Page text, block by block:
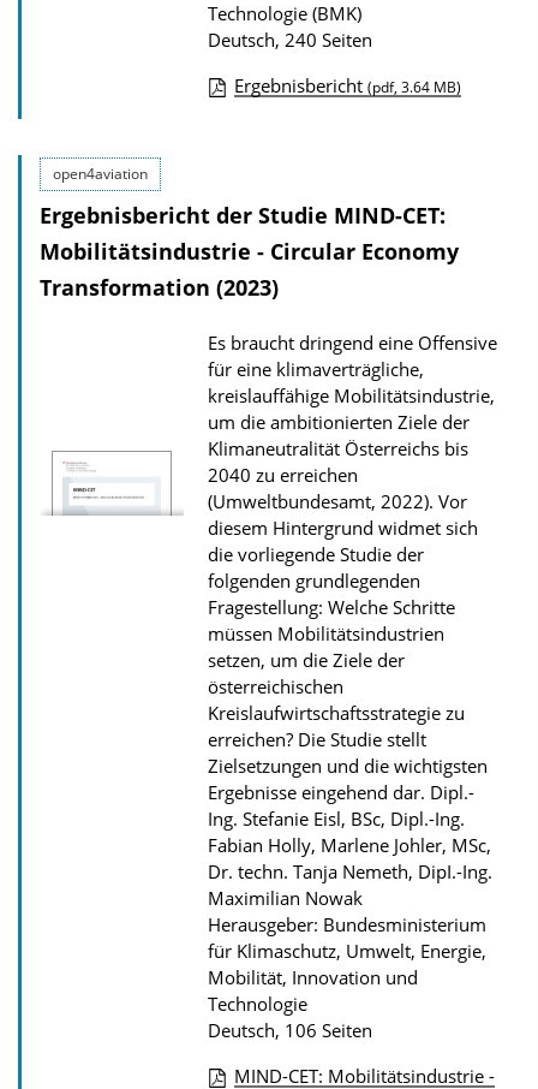
Technologie (BMK)
Deutsch, 240 Seiten
n
l
o
d
s
z
u
r
P
u
b
l
i
k
a
t
i
o
n
Ergebnisbericht (pdf, 3.64 MB)
open4aviation
Ergebnisbericht der Studie MIND-CET:
Mobilitätsindustrie - Circular Economy
Transformation (2023)
Es braucht dringend eine Offensive
für eine klimaverträgliche,
kreislauffähige Mobilitätsindustrie,
um die ambitionierten Ziele der
Klimaneutralität Österreichs bis
2040 zu erreichen
(Umweltbundesamt, 2022). Vor
diesem Hintergrund widmet sich
die vorliegende Studie der
folgenden grundlegenden
Fragestellung: Welche Schritte
müssen Mobilitätsindustrien
setzen, um die Ziele der
österreichischen
Kreislaufwirtschaftsstrategie zu
erreichen? Die Studie stellt
Zielsetzungen und die wichtigsten
Ergebnisse eingehend dar. Dipl.-
Ing. Stefanie Eisl, BSc, Dipl.-Ing.
Fabian Holly, Marlene Johler, MSc,
Dr. techn. Tanja Nemeth, DipI.-Ing.
Maximilian Nowak
Herausgeber: Bundesministerium
für Klimaschutz, Umwelt, Energie,
Mobilität, Innovation und
Technologie
Deutsch, 106 Seiten
MIND-CET: Mobilitätsindustrie -